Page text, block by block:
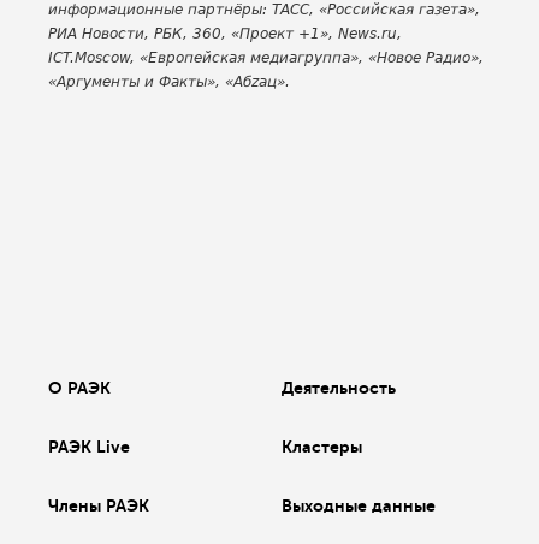
информационные партнёры: ТАСС, «Российская газета»,
РИА Новости, РБК, 360, «Проект +1», News.ru,
ICT.Moscow, «Европейская медиагруппа», «Новое Радио»,
«Аргументы и Факты», «Абzац».
О РАЭК Деятельность
РАЭК Live Кластеры
Члены РАЭК Выходные данные